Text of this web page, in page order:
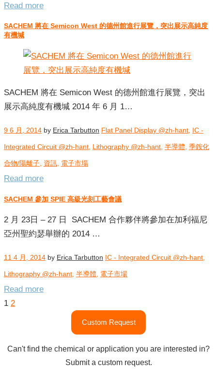
Read more
SACHEM 將在 Semicon West 的德州館進行展覽，突出展示高純度
有機堿
SACHEM 將在 Semicon West 的德州館進行展覽，突出
展示高純度有機堿 2014 年 6 月 1…
9 6 月, 2014 by Erica Tarbutton Flat Panel Display @zh-hant IC -
Integrated Circuit @zh-hant Lithography @zh-hant 半導體 季銨化
合物/陽離子 資訊 電子市場
Read more
SACHEM 參加 SPIE 高級光刻工藝會議
2 月 23日 – 27 日 SACHEM 合作夥伴將參加在加利福尼
亞州聖約瑟舉辦的 2014 …
11 4 月, 2014 by Erica Tarbutton IC - Integrated Circuit @zh-hant,
Lithography @zh-hant, 半導體, 電子市場
Read more
Posts
pagination
1 2
Custom Request
Can't find the chemical or application you are interested in?
Submit a custom request.